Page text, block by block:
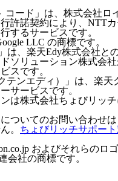
コード」は、株式会社ロ
許諾契約により、NTT
するサービスです。
LLC の商標です。
は、楽天Edy株式会社と
ソリューション株式会
スです。
テンエディ）」は、楽天
サービスです。
は株式会社ちょびリッ
ついてのお問い合わせは
。 ちょびリッチサポート
およびそれらのロ
会社の商標です。